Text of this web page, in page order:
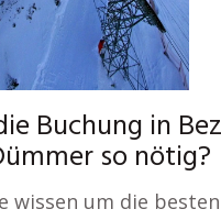
Buchung in
so nötig?
wissen um die besten